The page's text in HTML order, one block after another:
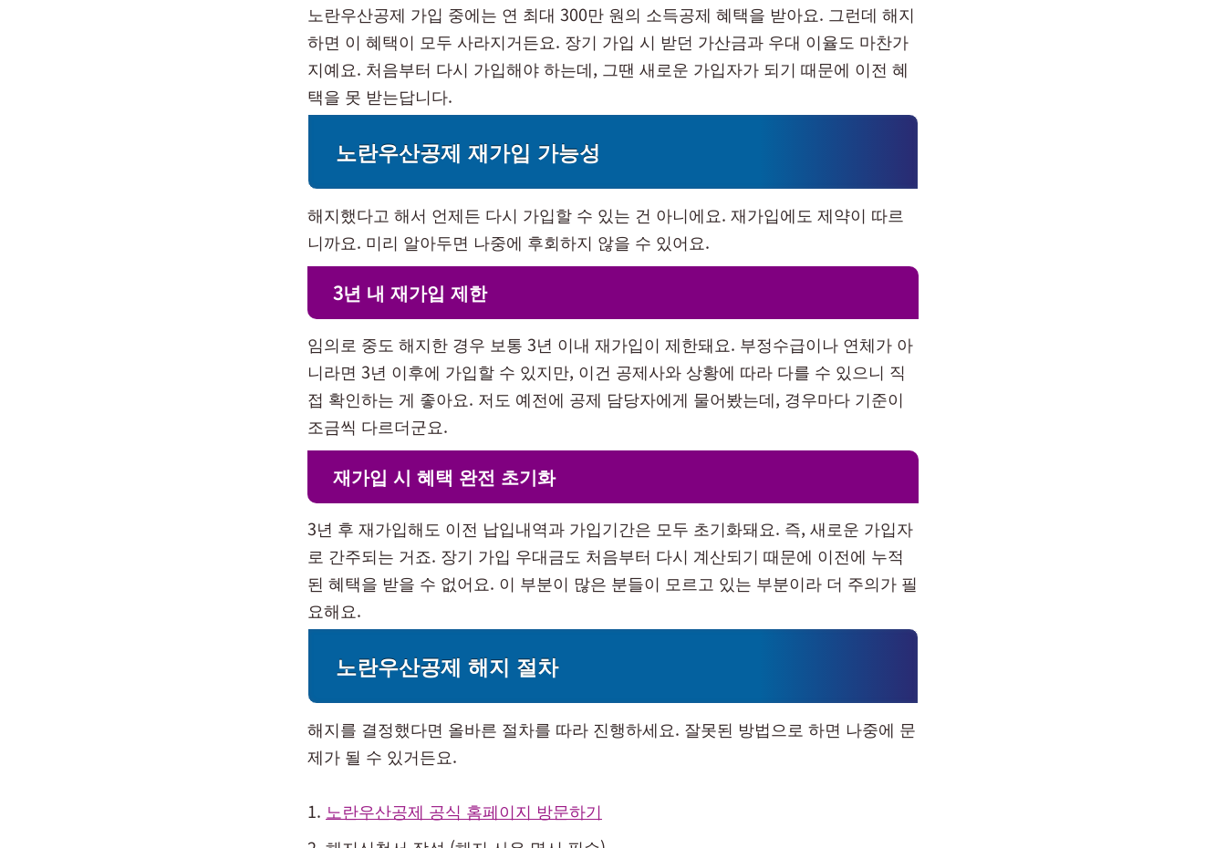
노란우산공제 가입 중에는 연 최대 300만 원의 소득공제 혜택을 받아요. 그런데 해지
하면 이 혜택이 모두 사라지거든요. 장기 가입 시 받던 가산금과 우대 이율도 마찬가
지예요. 처음부터 다시 가입해야 하는데, 그땐 새로운 가입자가 되기 때문에 이전 혜
택을 못 받는답니다.
노란우산공제 재가입 가능성
해지했다고 해서 언제든 다시 가입할 수 있는 건 아니에요. 재가입에도 제약이 따르
니까요. 미리 알아두면 나중에 후회하지 않을 수 있어요.
3년 내 재가입 제한
임의로 중도 해지한 경우 보통 3년 이내 재가입이 제한돼요. 부정수급이나 연체가 아
니라면 3년 이후에 가입할 수 있지만, 이건 공제사와 상황에 따라 다를 수 있으니 직
접 확인하는 게 좋아요. 저도 예전에 공제 담당자에게 물어봤는데, 경우마다 기준이
조금씩 다르더군요.
재가입 시 혜택 완전 초기화
3년 후 재가입해도 이전 납입내역과 가입기간은 모두 초기화돼요. 즉, 새로운 가입자
로 간주되는 거죠. 장기 가입 우대금도 처음부터 다시 계산되기 때문에 이전에 누적
된 혜택을 받을 수 없어요. 이 부분이 많은 분들이 모르고 있는 부분이라 더 주의가 필
요해요.
노란우산공제 해지 절차
해지를 결정했다면 올바른 절차를 따라 진행하세요. 잘못된 방법으로 하면 나중에 문
제가 될 수 있거든요.
노란우산공제 공식 홈페이지 방문하기